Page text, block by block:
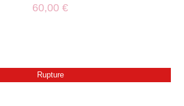
60,00 €
Rupture